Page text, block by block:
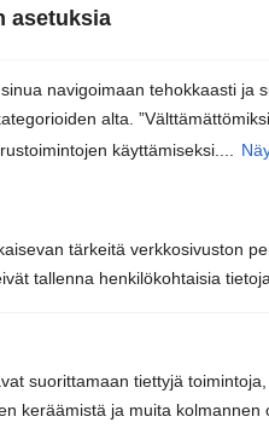
asetuksia
navigoimaan tehokkaasti
alta.
käyttämiseksi....
tärkeitä verkkosivuston
tallenna henkilökohtaisia tietoja.
suorittamaan tiettyjä
keräämistä ja muita kolmannen
Sun Sauna Oy,
040 3470 220